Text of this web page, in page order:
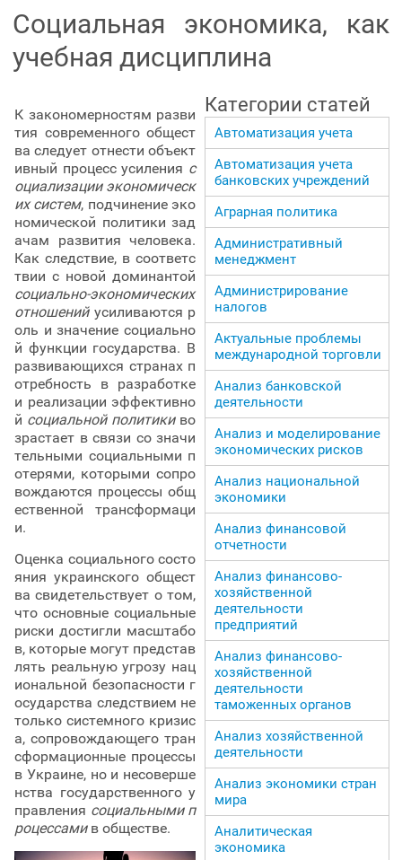
Социальная экономика, как
учебная дисциплина
К закономерностям разви
тия современного общест
ва следует отнести объект
ивный процесс усиления с
оциализации экономическ
их систем, подчинение эко
номической политики зад
ачам развития человека.
Как следствие, в соответс
твии с новой доминантой
социально-экономических
отношений усиливаются р
оль и значение социально
й функции государства. В
развивающихся странах п
отребность в разработке
и реализации эффективно
й социальной политикиво
зрастает в связи со значи
тельными социальными п
отерями, которыми сопро
вождаются процессы общ
ественной трансформаци
и.
Оценка социального состо
яния украинского общест
ва свидетельствует о том,
что основные социальные
риски достигли масштабо
в, которые могут представ
лять реальную угрозу нац
иональной безопасности г
осударства следствием не
только системного кризис
а, сопровождающего тран
сформационные процессы
в Украине, но и несоверше
нства государственного у
правления социальными п
роцессамив обществе.
Категории статей
Автоматизация учета
Автоматизация учета
банковских учреждений
Аграрная политика
Административный
менеджмент
Администрирование
налогов
Актуальные проблемы
международной торговли
Анализ банковской
деятельности
Анализ и моделирование
экономических рисков
Анализ национальной
экономики
Анализ финансовой
отчетности
Анализ финансово-
хозяйственной
деятельности
предприятий
Анализ финансово-
хозяйственной
деятельности
таможенных органов
Анализ хозяйственной
деятельности
Анализ экономики стран
мира
Аналитическая
экономика